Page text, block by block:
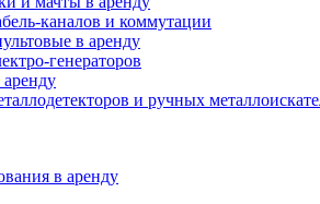
каналов и коммутации
в аренду
генераторов
и ручных